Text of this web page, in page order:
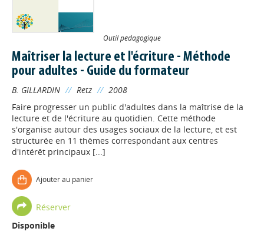
Outil pédagogique
Maîtriser la lecture et l'écriture - Méthode
pour adultes - Guide du formateur
B. GILLARDIN // Retz // 2008
Faire progresser un public d'adultes dans la maîtrise de la
lecture et de l'écriture au quotidien. Cette méthode
s'organise autour des usages sociaux de la lecture, et est
structurée en 11 thèmes correspondant aux centres
d'intérêt principaux [...]
Ajouter au panier
Réserver
Disponible